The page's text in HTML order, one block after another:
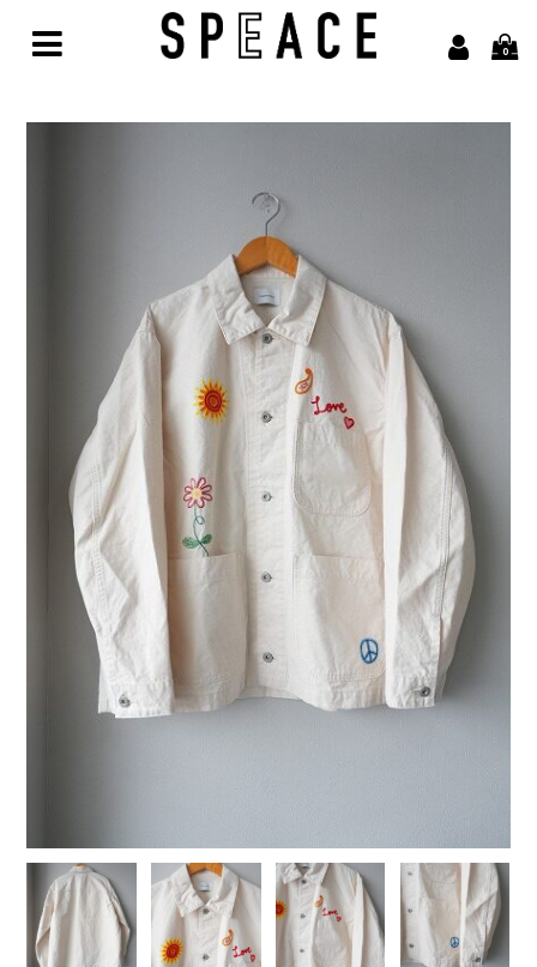
0
asics【アシックス】
awasa【アワサ】
BARAILLE＆GARMENTS【バライルアンドガーメンツ】
凹凸bocodeco【ボコデコ 】
COMESANDGOES【カムズアンドゴーズ】
COTTON PAN【コットンパン】
crepuscule【クレプスキュール】
Denis&Anna【ドニ&アンナ】
HAAL【ハール】
HARROGATE【ハロゲイト】
INTERIM【インテリム】